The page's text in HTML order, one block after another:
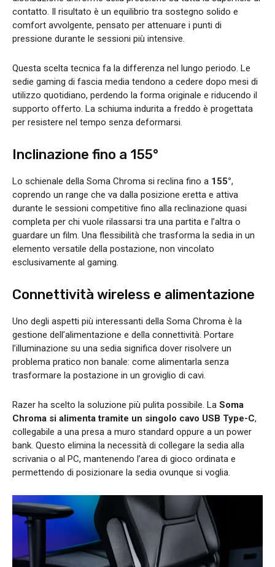
contatto. Il risultato è un equilibrio tra sostegno solido e
comfort avvolgente, pensato per attenuare i punti di
pressione durante le sessioni più intensive.
Questa scelta tecnica fa la differenza nel lungo periodo. Le
sedie gaming di fascia media tendono a cedere dopo mesi di
utilizzo quotidiano, perdendo la forma originale e riducendo il
supporto offerto. La schiuma indurita a freddo è progettata
per resistere nel tempo senza deformarsi.
Inclinazione fino a 155°
Lo schienale della Soma Chroma si reclina fino a 155°,
coprendo un range che va dalla posizione eretta e attiva
durante le sessioni competitive fino alla reclinazione quasi
completa per chi vuole rilassarsi tra una partita e l’altra o
guardare un film. Una flessibilità che trasforma la sedia in un
elemento versatile della postazione, non vincolato
esclusivamente al gaming.
Connettività wireless e alimentazione
Uno degli aspetti più interessanti della Soma Chroma è la
gestione dell’alimentazione e della connettività. Portare
l’illuminazione su una sedia significa dover risolvere un
problema pratico non banale: come alimentarla senza
trasformare la postazione in un groviglio di cavi.
Razer ha scelto la soluzione più pulita possibile. La Soma
Chroma si alimenta tramite un singolo cavo USB Type-C,
collegabile a una presa a muro standard oppure a un power
bank. Questo elimina la necessità di collegare la sedia alla
scrivania o al PC, mantenendo l’area di gioco ordinata e
permettendo di posizionare la sedia ovunque si voglia.